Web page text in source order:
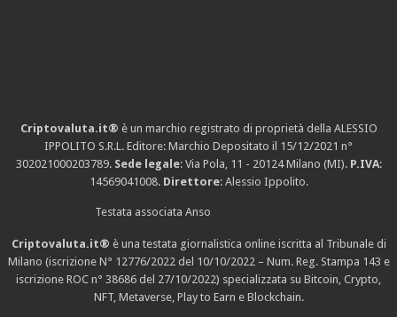
Criptovaluta.it® è un marchio registrato di proprietà della ALESSIO
IPPOLITO S.R.L. Editore: Marchio Depositato il 15/12/2021 n°
302021000203789. Sede legale: Via Pola, 11 - 20124 Milano (MI). P.IVA:
14569041008. Direttore: Alessio Ippolito.
Testata associata Anso
Criptovaluta.it® è una testata giornalistica online iscritta al Tribunale di
Milano (iscrizione N° 12776/2022 del 10/10/2022 – Num. Reg. Stampa 143 e
iscrizione ROC n° 38686 del 27/10/2022) specializzata su Bitcoin, Crypto,
NFT, Metaverse, Play to Earn e Blockchain.